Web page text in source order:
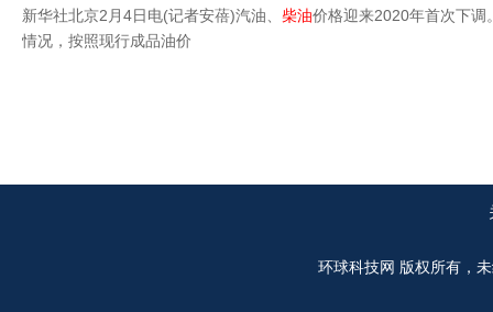
新华社北京2月4日电(记者安蓓)汽油、 柴油价格迎来2020年首次下调
情况，按照现行成品油价
环球科技网 版权所有，